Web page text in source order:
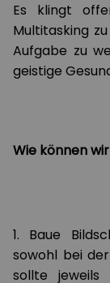
Es klingt
Multitasking
Aufgabe zu
geistige
Wie können
1. Baue
sowohl bei
sollte jeweils